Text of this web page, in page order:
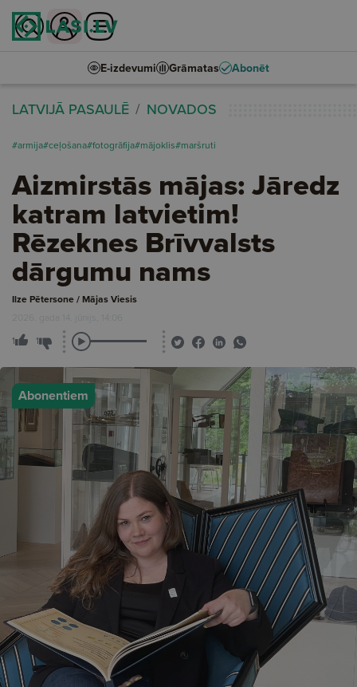
E-izdevumi Grāmatas Abonēt
LATVIJĀ PASAULĒ NOVADOS
#armija#ceļošana#fotogrāfija#mājoklis#maršruti
Aizmirstās mājas: Jāredz
katram latvietim!
Rēzeknes Brīvvalsts
dārgumu nams
Ilze Pētersone / Mājas Viesis
2026. gada 14. jūnijs, 14:06
1 1
Abonentiem